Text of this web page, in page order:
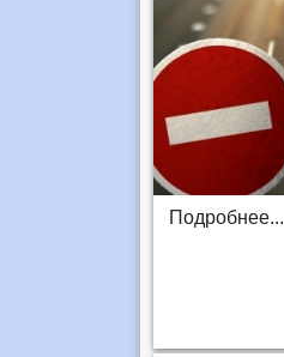
Подробнее...